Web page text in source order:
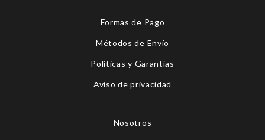
Formas de Pago
Métodos de Envío
Políticas y Garantías
Aviso de privacidad
Nosotros